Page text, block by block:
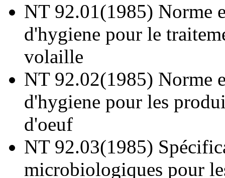
NT 92.01(1985) Norme
d'hygiene pour le
volaille
NT 92.02(1985) Norme
d'hygiene pour les
d'oeuf
NT 92.03(1985)
microbiologiques pour